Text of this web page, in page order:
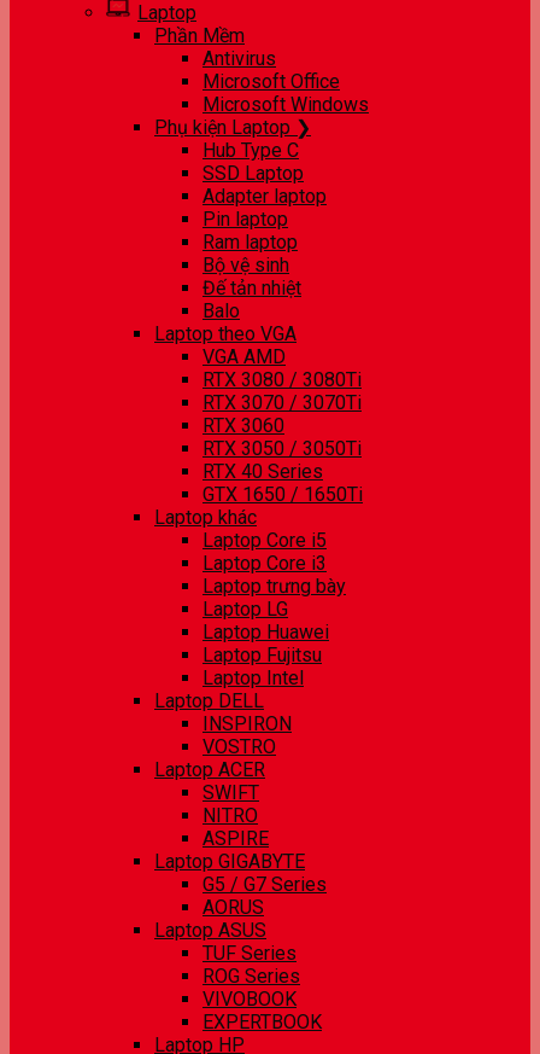
Laptop
Phần Mềm
Antivirus
Microsoft Office
Microsoft Windows
Phụ kiện Laptop ❯
Hub Type C
SSD Laptop
Adapter laptop
Pin laptop
Ram laptop
Bộ vệ sinh
Đế tản nhiệt
Balo
Laptop theo VGA
VGA AMD
RTX 3080 / 3080Ti
RTX 3070 / 3070Ti
RTX 3060
RTX 3050 / 3050Ti
RTX 40 Series
GTX 1650 / 1650Ti
Laptop khác
Laptop Core i5
Laptop Core i3
Laptop trưng bày
Laptop LG
Laptop Huawei
Laptop Fujitsu
Laptop Intel
Laptop DELL
INSPIRON
VOSTRO
Laptop ACER
SWIFT
NITRO
ASPIRE
Laptop GIGABYTE
G5 / G7 Series
AORUS
Laptop ASUS
TUF Series
ROG Series
VIVOBOOK
EXPERTBOOK
Laptop HP